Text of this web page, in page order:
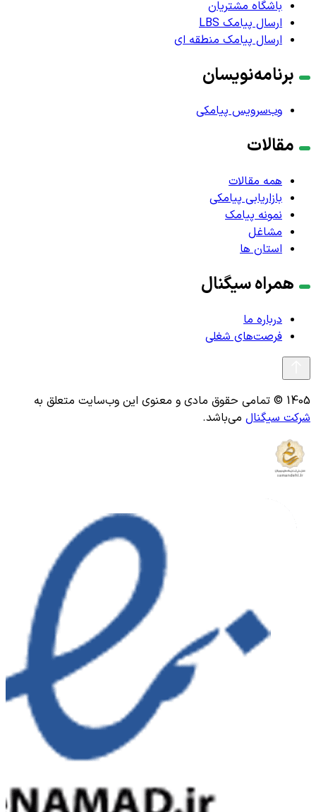
باشگاه مشتریان
ارسال پیامک LBS
ارسال پیامک منطقه ای
برنامه‌نویسان
وب‌سرویس پیامکی
مقالات
همه مقالات
بازاریابی پیامکی
نمونه پیامک
مشاغل
استان ها
همراه سیگنال
درباره ما
فرصت‌های شغلی
1405 © تمامی حقوق مادی و معنوی این وب‌سایت متعلق به
شرکت سیگنال می‌باشد.